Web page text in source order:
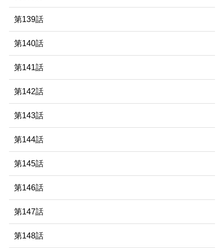
第139話
第140話
第141話
第142話
第143話
第144話
第145話
第146話
第147話
第148話